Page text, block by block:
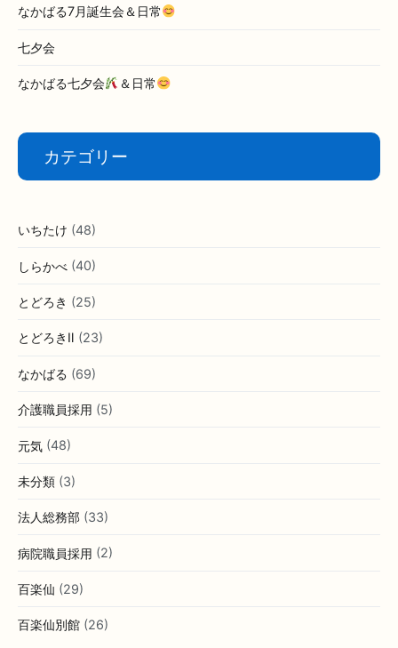
なかばる7月誕生会＆日常
七夕会
なかばる七夕会 ＆日常
カテゴリー
いちたけ (48)
しらかべ (40)
とどろき (25)
とどろきⅡ (23)
なかばる (69)
介護職員採用 (5)
元気 (48)
未分類 (3)
法人総務部 (33)
病院職員採用 (2)
百楽仙 (29)
百楽仙別館 (26)